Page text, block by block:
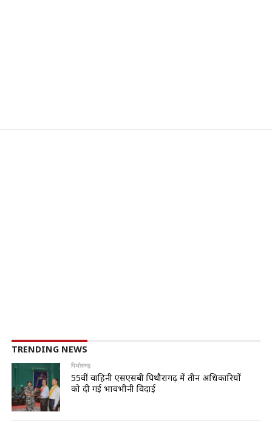
TRENDING NEWS
पिथौरागढ़
55वीं वाहिनी एसएसबी पिथौरागढ़ में तीन अधिकारियों
को दी गई भावभीनी विदाई